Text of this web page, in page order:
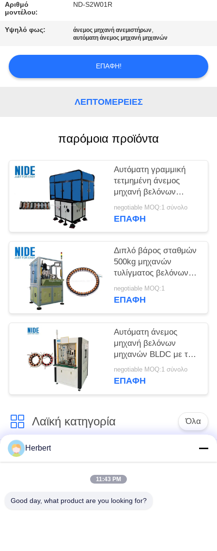
ΖΗΤΉΣΤΕ
ΈΝΑ
ΑΠΌΣΠΑΣΜΑ
SITEMAP
Αριθμό
μοντέλου:
ND-S2W01R
Υψηλό φως: άνεμος μηχανή ανεμιστήρων,
αυτόματη άνεμος μηχανή μηχανών
ΕΠΑΦΉ!
ΛΕΠΤΟΜΈΡΕΙΕΣ
παρόμοια προϊόντα
Αυτόματη γραμμική
τετμημένη άνεμος
μηχανή βελόνων
στατών
negotiable MOQ:1 σύνολο
ΕΠΑΦΉ
Διπλό βάρος σταθμών
500kg μηχανών
τυλίγματος βελόνων
στατών Πολωνού Muti
negotiable MOQ:1
ΕΠΑΦΉ
Αυτόματη άνεμος
μηχανή βελόνων
μηχανών BLDC με το
σταθμό δύο
negotiable MOQ:1 σύνολο
ΕΠΑΦΉ
Λαϊκή κατηγορία Όλα
Armature μηχανή
τυλίγματος
στατών
Αυτόματη μηχανή
ηλεκτρικών
Herbert
11:43 PM
Good day, what product are you looking for?